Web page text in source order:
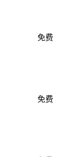
免费
免费